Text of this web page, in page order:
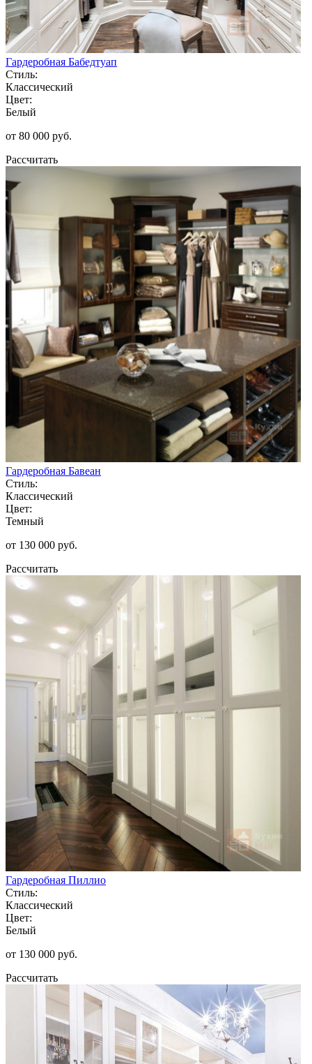
Гардеробная Бабедтуап
Стиль:
Классический
Цвет:
Белый
от 80 000 руб.
Рассчитать
Гардеробная Бавеан
Стиль:
Классический
Цвет:
Темный
от 130 000 руб.
Рассчитать
Гардеробная Пиллио
Стиль:
Классический
Цвет:
Белый
от 130 000 руб.
Рассчитать